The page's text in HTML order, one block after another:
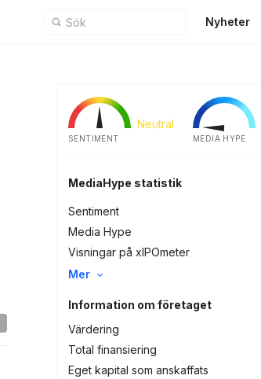
Nyheter
Neutral
SENTIMENT
MEDIA HYPE
MediaHype statistik
Sentiment
Media Hype
Visningar på xIPOmeter
Mer
Information om företaget
Värdering
Total finansiering
Eget kapital som anskaffats